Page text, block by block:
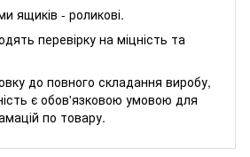
ящиків - роликові.
перевірку на міцність та
до повного складання виробу,
є обов'язковою умовою для
по товару.